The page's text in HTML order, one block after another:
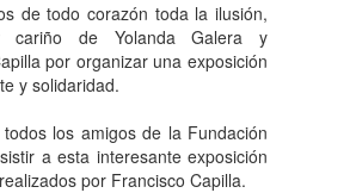
de todo corazón toda la ilusión,
cariño de Yolanda Galera y
por organizar una exposición
y solidaridad.
los amigos de la Fundación
a esta interesante exposición
por Francisco Capilla.